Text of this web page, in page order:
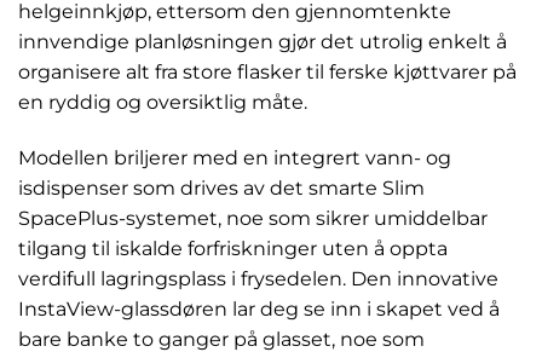
helgeinnkjøp, ettersom den gjennomtenkte
innvendige planløsningen gjør det utrolig enkelt å
organisere alt fra store flasker til ferske kjøttvarer på
en ryddig og oversiktlig måte.
Modellen briljerer med en integrert vann- og
isdispenser som drives av det smarte Slim
SpacePlus-systemet, noe som sikrer umiddelbar
tilgang til iskalde forfriskninger uten å oppta
verdifull lagringsplass i frysedelen. Den innovative
InstaView-glassdøren lar deg se inn i skapet ved å
bare banke to ganger på glasset, noe som